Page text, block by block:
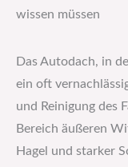
wissen müssen
Das Autodach, in
ein oft
und Reinigung des
Bereich äußeren
Hagel und starker